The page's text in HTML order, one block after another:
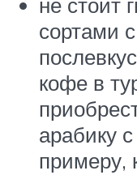
сортами
кофе в
арабику
примеру,